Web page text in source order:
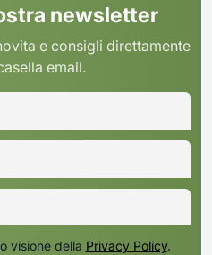
newsletter
e consigli direttamente
email.
visione della Privacy Policy.